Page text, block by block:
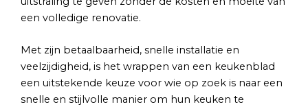
een volledige renovatie.
Met zijn betaalbaarheid, snelle installatie en
veelzijdigheid, is het wrappen van een keukenblad
een uitstekende keuze voor wie op zoek is naar een
snelle en stijlvolle manier om hun keuken te